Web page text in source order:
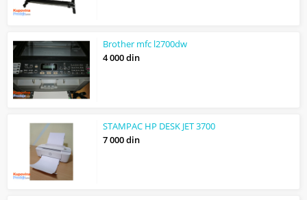
Brother mfc l2700dw
4 000 din
STAMPAC HP DESK JET 3700
7 000 din